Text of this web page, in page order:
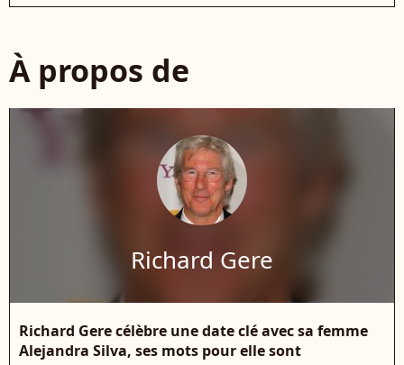
À propos de
Richard Gere
Richard Gere célèbre une date clé avec sa femme
Alejandra Silva, ses mots pour elle sont